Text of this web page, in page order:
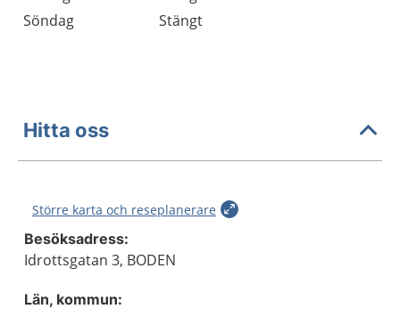
Söndag
Stängt
Hitta oss
Större karta och reseplanerare
Besöksadress:
Idrottsgatan 3, BODEN
Län, kommun: